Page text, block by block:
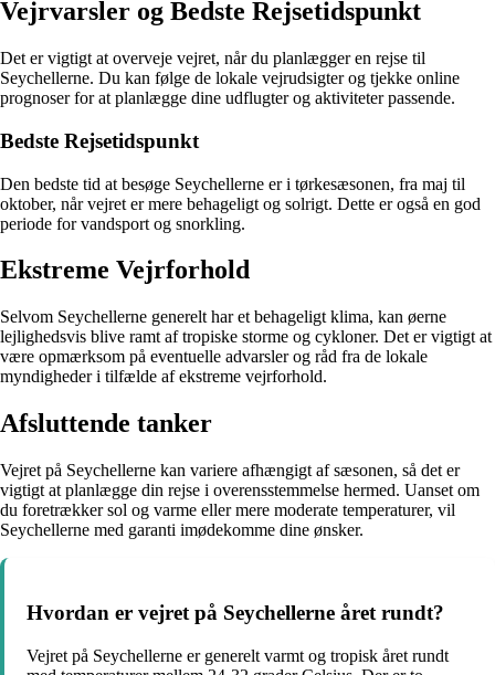
Vejrvarsler og Bedste Rejsetidspunkt
Det er vigtigt at overveje vejret, når du planlægger en rejse til
Seychellerne. Du kan følge de lokale vejrudsigter og tjekke online
prognoser for at planlægge dine udflugter og aktiviteter passende.
Bedste Rejsetidspunkt
Den bedste tid at besøge Seychellerne er i tørkesæsonen, fra maj til
oktober, når vejret er mere behageligt og solrigt. Dette er også en god
periode for vandsport og snorkling.
Ekstreme Vejrforhold
Selvom Seychellerne generelt har et behageligt klima, kan øerne
lejlighedsvis blive ramt af tropiske storme og cykloner. Det er vigtigt at
være opmærksom på eventuelle advarsler og råd fra de lokale
myndigheder i tilfælde af ekstreme vejrforhold.
Afsluttende tanker
Vejret på Seychellerne kan variere afhængigt af sæsonen, så det er
vigtigt at planlægge din rejse i overensstemmelse hermed. Uanset om
du foretrækker sol og varme eller mere moderate temperaturer, vil
Seychellerne med garanti imødekomme dine ønsker.
Hvordan er vejret på Seychellerne året rundt?
Vejret på Seychellerne er generelt varmt og tropisk året rundt